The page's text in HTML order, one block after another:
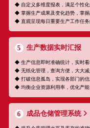
◆ 自定义多维度报表，满足个性
◆ 掌握生产成果及变化趋势，掌
◆ 直观呈现每日重要生产工作任
5 生产数据实时汇报
◆ 生产信息即时准确统计，实时看
◆ 无纸化管理，查询方便，大大
◆ 打破信息孤岛，实现各部门的
◆ 均衡企业资源利用率，优化产
6 成品仓储管理系统